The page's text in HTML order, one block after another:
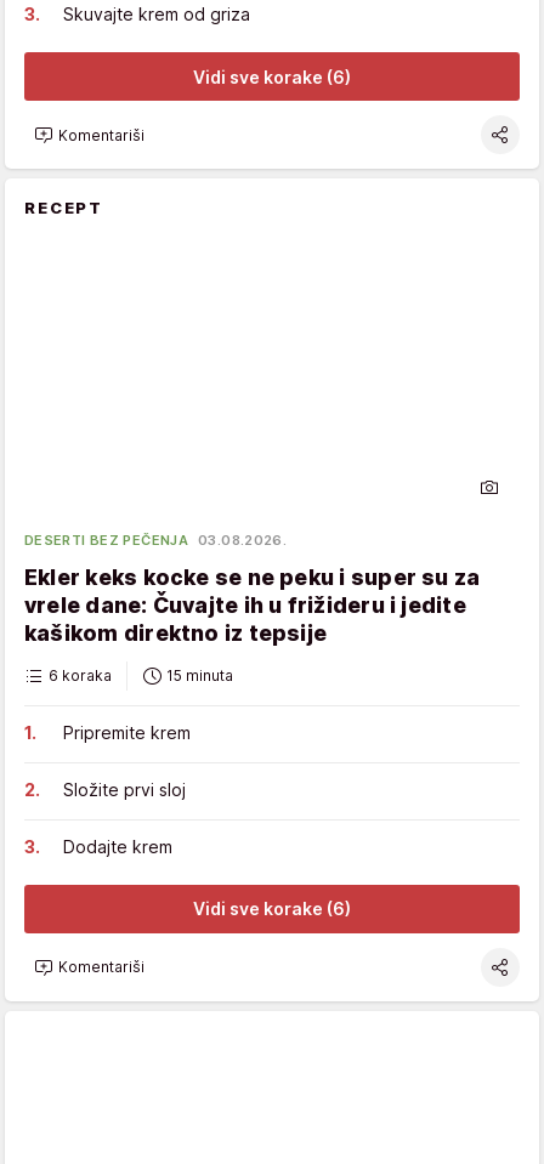
Skuvajte krem od griza
Vidi sve korake (6)
Komentariši
RECEPT
DESERTI BEZ PEČENJA 03.08.2026.
Ekler keks kocke se ne peku i super su za
vrele dane: Čuvajte ih u frižideru i jedite
kašikom direktno iz tepsije
6 koraka 15 minuta
Pripremite krem
Složite prvi sloj
Dodajte krem
Vidi sve korake (6)
Komentariši